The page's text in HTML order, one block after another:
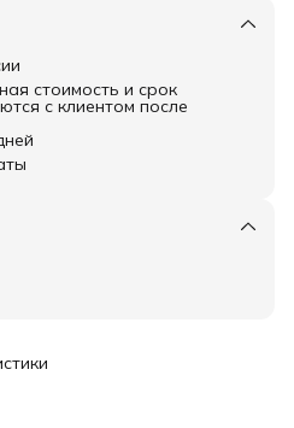
стоимость и срок
с клиентом после